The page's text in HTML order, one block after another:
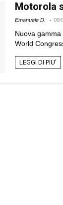
Motorola
Emanuele D. 08/
Nuova
World
LEGGI DI PIU'